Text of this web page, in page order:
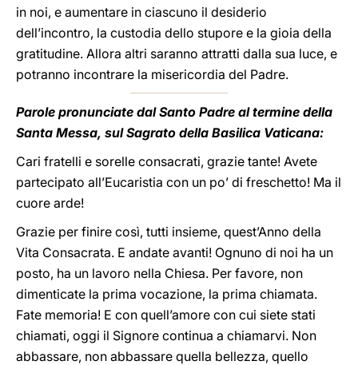
in noi, e aumentare in ciascuno il desiderio
dell’incontro, la custodia dello stupore e la gioia della
gratitudine. Allora altri saranno attratti dalla sua luce, e
potranno incontrare la misericordia del Padre.
Parole pronunciate dal Santo Padre al termine della
Santa Messa, sul Sagrato della Basilica Vaticana:
Cari fratelli e sorelle consacrati, grazie tante! Avete
partecipato all’Eucaristia con un po’ di freschetto! Ma il
cuore arde!
Grazie per finire così, tutti insieme, quest’Anno della
Vita Consacrata. E andate avanti! Ognuno di noi ha un
posto, ha un lavoro nella Chiesa. Per favore, non
dimenticate la prima vocazione, la prima chiamata.
Fate memoria! E con quell’amore con cui siete stati
chiamati, oggi il Signore continua a chiamarvi. Non
abbassare, non abbassare quella bellezza, quello